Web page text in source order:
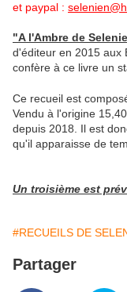
et paypal :
"A l'Ambre de
d'éditeur en 2015 aux
confère à ce livre un
Ce recueil est
Vendu à l'origine
depuis 2018. Il est
qu'il apparaisse de
Un troisième est
#RECUEILS DE
Partager